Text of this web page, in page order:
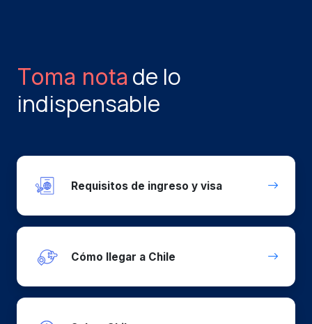
Toma nota de lo
indispensable
Requisitos de ingreso y visa
Cómo llegar a Chile